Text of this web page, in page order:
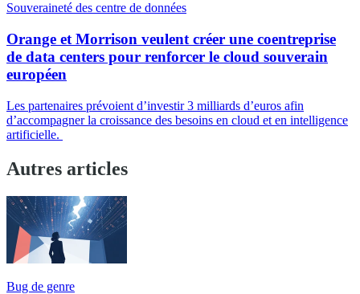
Souveraineté des centre de données
Orange et Morrison veulent créer une coentreprise
de data centers pour renforcer le cloud souverain
européen
Les partenaires prévoient d’investir 3 milliards d’euros afin
d’accompagner la croissance des besoins en cloud et en intelligence
artificielle.
Autres articles
Bug de genre